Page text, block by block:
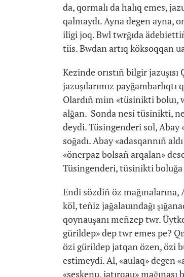
da, qormalı da halıq emes,
qalmaydı. Ayna degen ayna,
iligi joq. Bwl twrğıda
tiis. Bwdan artıq köksoqqan
Kezinde orıstıñ bilgir
jazuşılarımız
Olardıñ miın «tüsinikti boluı,
alğan. Sonda nesi tüsinikti,
deydi. Tüsingenderi sol, Abay
soğadı. Abay «adasqannıñ
«önerpaz bolsañ arqalan»
Tüsingenderi, tüsinikti boluğa
Endi sözdiñ öz mağınalarına,
köl, teñiz jağalauındağı
qoynauşanı meñzep twr.
gürildep» dep twr emes pe?
özi gürildep jatqan özen, özi
estimeydi. Al, «aulaq» degen
«seskenu, jatırqau»